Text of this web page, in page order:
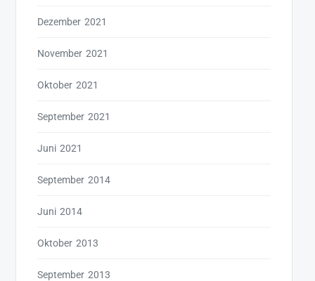
Dezember 2021
November 2021
Oktober 2021
September 2021
Juni 2021
September 2014
Juni 2014
Oktober 2013
September 2013